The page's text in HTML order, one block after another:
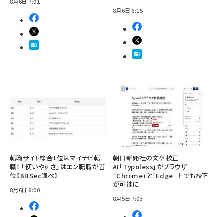
8月6日 7:01
8月6日 6:15
転職サイト総合1位はマイナビ転
職！ 「使いやすさ」はエン転職が首
位【BBSec調べ】
8月6日 6:00
朝日新聞社の文章校正
AI「Typoless」がブラウザ
「Chrome」と「Edge」上でも校正
が可能に
8月5日 7:03